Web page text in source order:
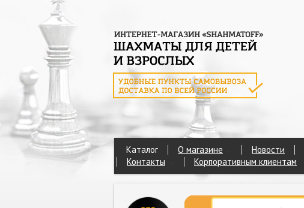
Каталог О магазине Новости
Контакты
Корпоративным клиентам